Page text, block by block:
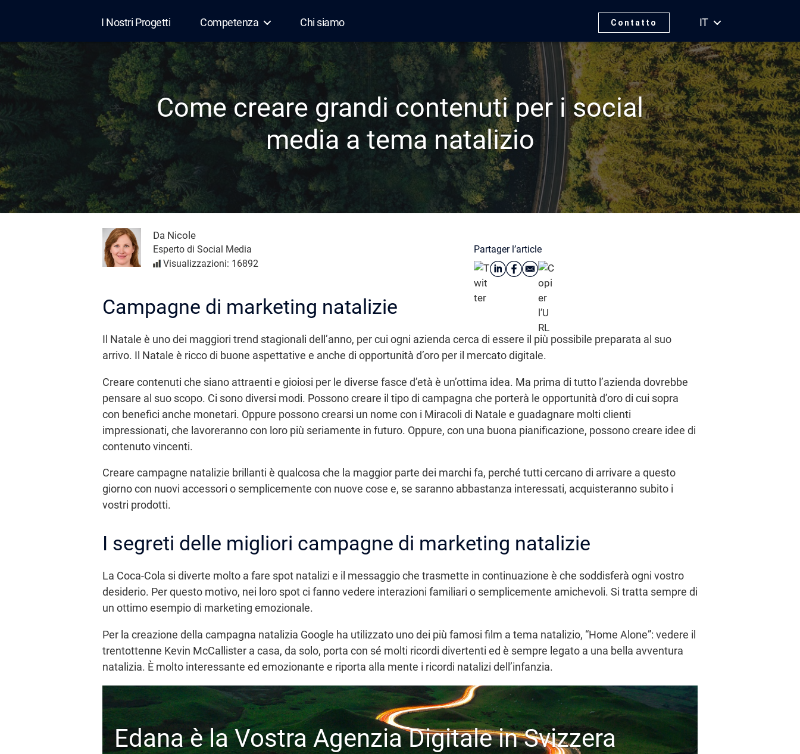
I Nostri Progetti Competenza Chi siamo Contatto IT
Come creare grandi contenuti per i social
media a tema natalizio
Da Nicole
Esperto di Social Media
Visualizzazioni: 16892
Partager l’article
Campagne di marketing natalizie
Il Natale è uno dei maggiori trend stagionali dell’anno, per cui ogni azienda cerca di essere il più possibile preparata al suo
arrivo. Il Natale è ricco di buone aspettative e anche di opportunità d’oro per il mercato digitale.
Creare contenuti che siano attraenti e gioiosi per le diverse fasce d’età è un’ottima idea. Ma prima di tutto l’azienda dovrebbe
pensare al suo scopo. Ci sono diversi modi. Possono creare il tipo di campagna che porterà le opportunità d’oro di cui sopra
con benefici anche monetari. Oppure possono crearsi un nome con i Miracoli di Natale e guadagnare molti clienti
impressionati, che lavoreranno con loro più seriamente in futuro. Oppure, con una buona pianificazione, possono creare idee di
contenuto vincenti.
Creare campagne natalizie brillanti è qualcosa che la maggior parte dei marchi fa, perché tutti cercano di arrivare a questo
giorno con nuovi accessori o semplicemente con nuove cose e, se saranno abbastanza interessati, acquisteranno subito i
vostri prodotti.
I segreti delle migliori campagne di marketing natalizie
La Coca-Cola si diverte molto a fare spot natalizi e il messaggio che trasmette in continuazione è che soddisferà ogni vostro
desiderio. Per questo motivo, nei loro spot ci fanno vedere interazioni familiari o semplicemente amichevoli. Si tratta sempre di
un ottimo esempio di marketing emozionale.
Per la creazione della campagna natalizia Google ha utilizzato uno dei più famosi film a tema natalizio, “Home Alone”: vedere il
trentottenne Kevin McCallister a casa, da solo, porta con sé molti ricordi divertenti ed è sempre legato a una bella avventura
natalizia. È molto interessante ed emozionante e riporta alla mente i ricordi natalizi dell’infanzia.
Edana è la Vostra Agenzia Digitale in Svizzera